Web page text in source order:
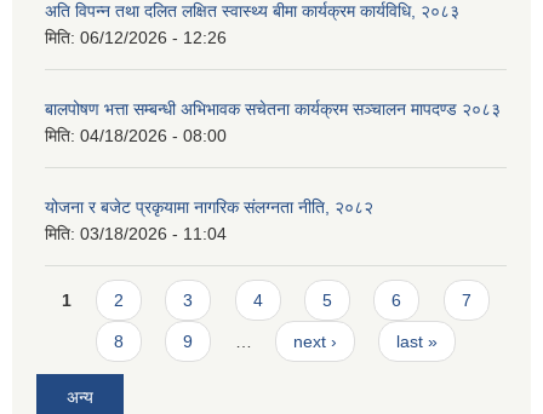
अति विपन्न तथा दलित लक्षित स्वास्थ्य बीमा कार्यक्रम कार्यविधि, २०८३
मिति: 06/12/2026 - 12:26
बालपोषण भत्ता सम्बन्धी अभिभावक सचेतना कार्यक्रम सञ्चालन मापदण्ड २०८३
मिति: 04/18/2026 - 08:00
योजना र बजेट प्रकृयामा नागरिक संलग्नता नीति, २०८२
मिति: 03/18/2026 - 11:04
Pages
1 2 3 4 5 6 7
8 9 next › last »
अन्य